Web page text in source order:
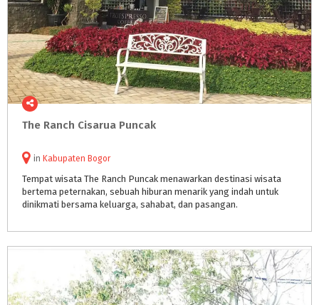
The Ranch Cisarua Puncak
in Kabupaten Bogor
Tempat wisata The Ranch Puncak menawarkan destinasi wisata
bertema peternakan, sebuah hiburan menarik yang indah untuk
dinikmati bersama keluarga, sahabat, dan pasangan.